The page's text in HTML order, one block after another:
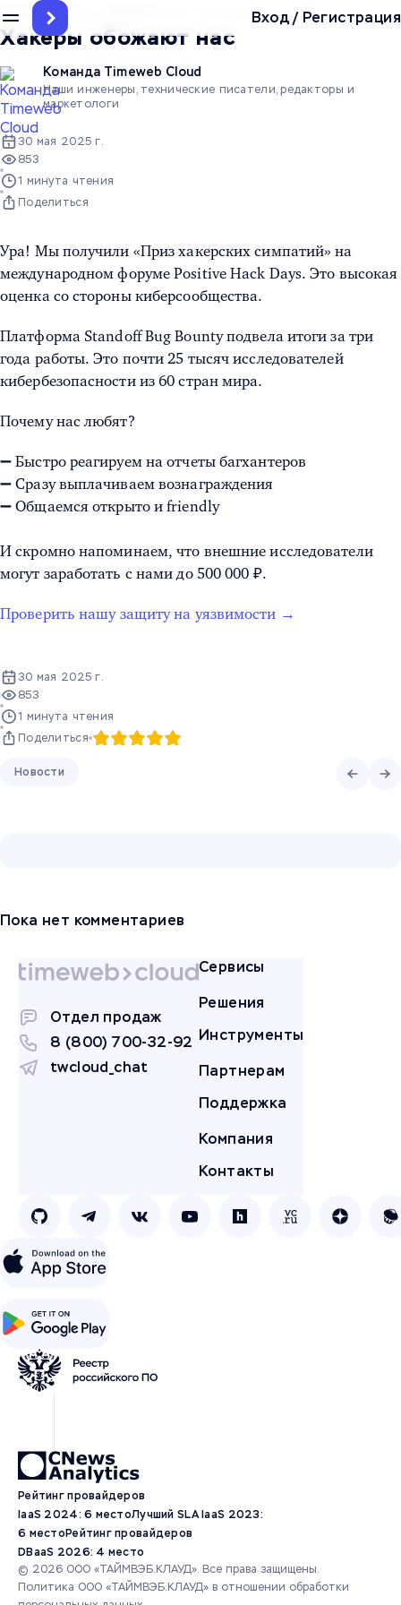
Вход/ Регистрация
Главная Блог
Хакеры обожают нас
Команда Timeweb Cloud
Наши инженеры, технические писатели, редакторы и
маркетологи
30 мая 2025 г.
853
1 минута чтения
Поделиться
Ура! Мы получили «Приз хакерских симпатий» на
международном форуме Positive Hack Days. Это высокая
оценка со стороны киберсообщества.
Платформа Standoff Bug Bounty подвела итоги за три
года работы. Это почти 25 тысяч исследователей
кибербезопасности из 60 стран мира.
Почему нас любят?
➖ Быстро реагируем на отчеты багхантеров
➖ Сразу выплачиваем вознаграждения
➖ Общаемся открыто и friendly
И скромно напоминаем, что внешние исследователи
могут заработать с нами до 500 000 ₽.
Проверить нашу защиту на уязвимости →
30 мая 2025 г.
853
1 минута чтения
Поделиться
Новости
Пока нет комментариев
Отдел продаж
8 (800) 700-32-92
twcloud_chat
Сервисы
Решения
Инструменты
Партнерам
Поддержка
Компания
Контакты
Рейтинг провайдеров
IaaS 2024: 6 местоЛучший SLA IaaS 2023:
6 местоРейтинг провайдеров
DBaaS 2026: 4 место
© 2026 ООО «ТАЙМВЭБ.КЛАУД». Все права защищены.
Политика ООО «ТАЙМВЭБ.КЛАУД» в отношении обработки